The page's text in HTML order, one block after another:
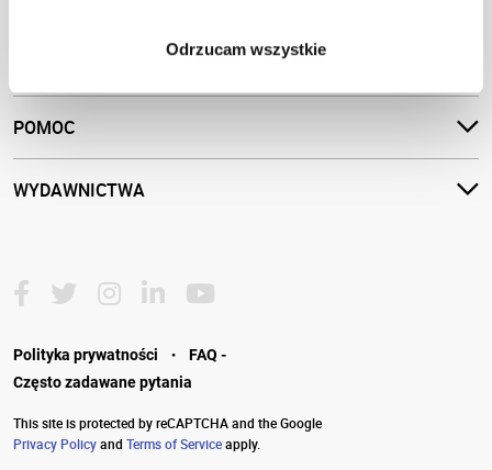
Odrzucam wszystkie
POMOC
WYDAWNICTWA
Polityka prywatności ·
FAQ -
Często zadawane pytania
This site is protected by reCAPTCHA and the Google
Privacy Policyand Terms of Serviceapply.